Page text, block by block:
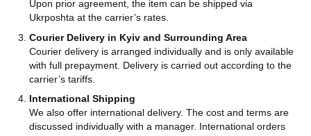
Upon prior agreement, the item can be shipped via
Ukrposhta at the carrier’s rates.
Courier Delivery in Kyiv and Surrounding Area
Courier delivery is arranged individually and is only available
with full prepayment. Delivery is carried out according to the
carrier’s tariffs.
International Shipping
We also offer international delivery. The cost and terms are
discussed individually with a manager. International orders